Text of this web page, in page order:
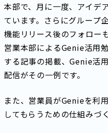
本部で、月に一度、アイデ
ています。さらにグループ
機能リリース後のフォロー
営業本部によるGenie活用
する記事の掲載、Genie活
配信がその一例です。
また、営業員がGenieを利
してもらうための仕組みづ